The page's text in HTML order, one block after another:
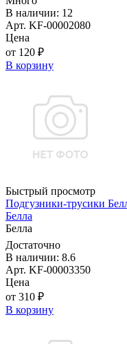
В наличии: 12
Арт. KF-00002080
Цена
от 120 ₽
В корзину
Быстрый просмотр
Подгузники-трусики
Белла
Белла
Достаточно
В наличии: 8.6
Арт. KF-00003350
Цена
от 310 ₽
В корзину